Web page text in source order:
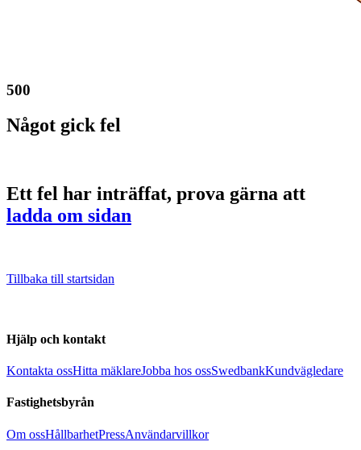
500
Något gick fel
Ett fel har inträffat, prova gärna att
ladda om sidan
Tillbaka till startsidan
Hjälp och kontakt
Kontakta ossHitta mäklareJobba hos ossSwedbankKundvägledare
Fastighetsbyrån
Om ossHållbarhetPressAnvändarvillkor